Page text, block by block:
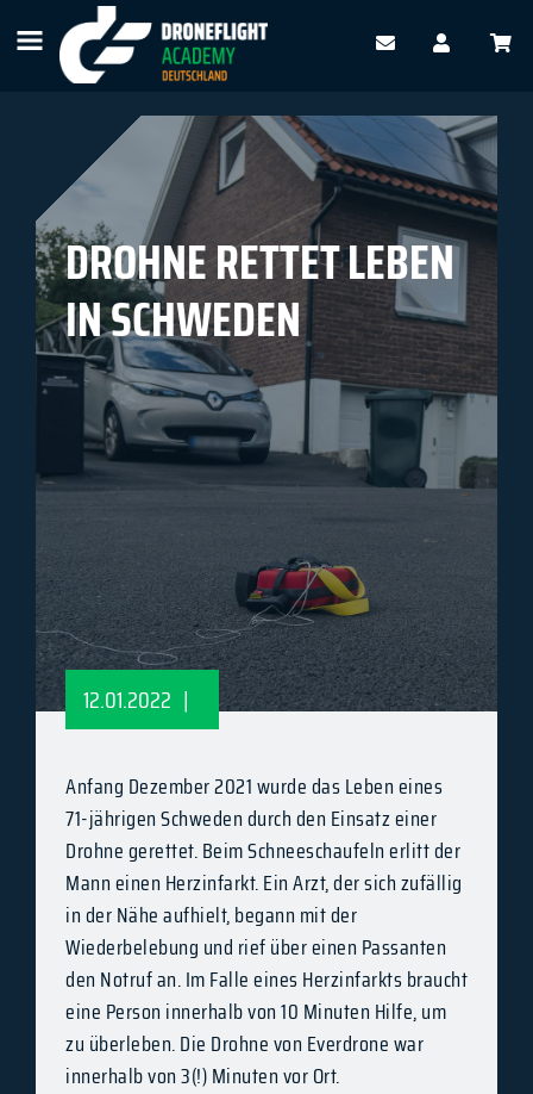
ZÜRUCK
DROHNE RETTET LEBEN
IN SCHWEDEN
12.01.2022 |
Anfang Dezember 2021 wurde das Leben eines
71-jährigen Schweden durch den Einsatz einer
Drohne gerettet. Beim Schneeschaufeln erlitt der
Mann einen Herzinfarkt. Ein Arzt, der sich zufällig
in der Nähe aufhielt, begann mit der
Wiederbelebung und rief über einen Passanten
den Notruf an. Im Falle eines Herzinfarkts braucht
eine Person innerhalb von 10 Minuten Hilfe, um
zu überleben. Die Drohne von Everdrone war
innerhalb von 3(!) Minuten vor Ort.